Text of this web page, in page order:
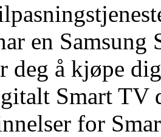
en
deg å kjøpe
Smart
for